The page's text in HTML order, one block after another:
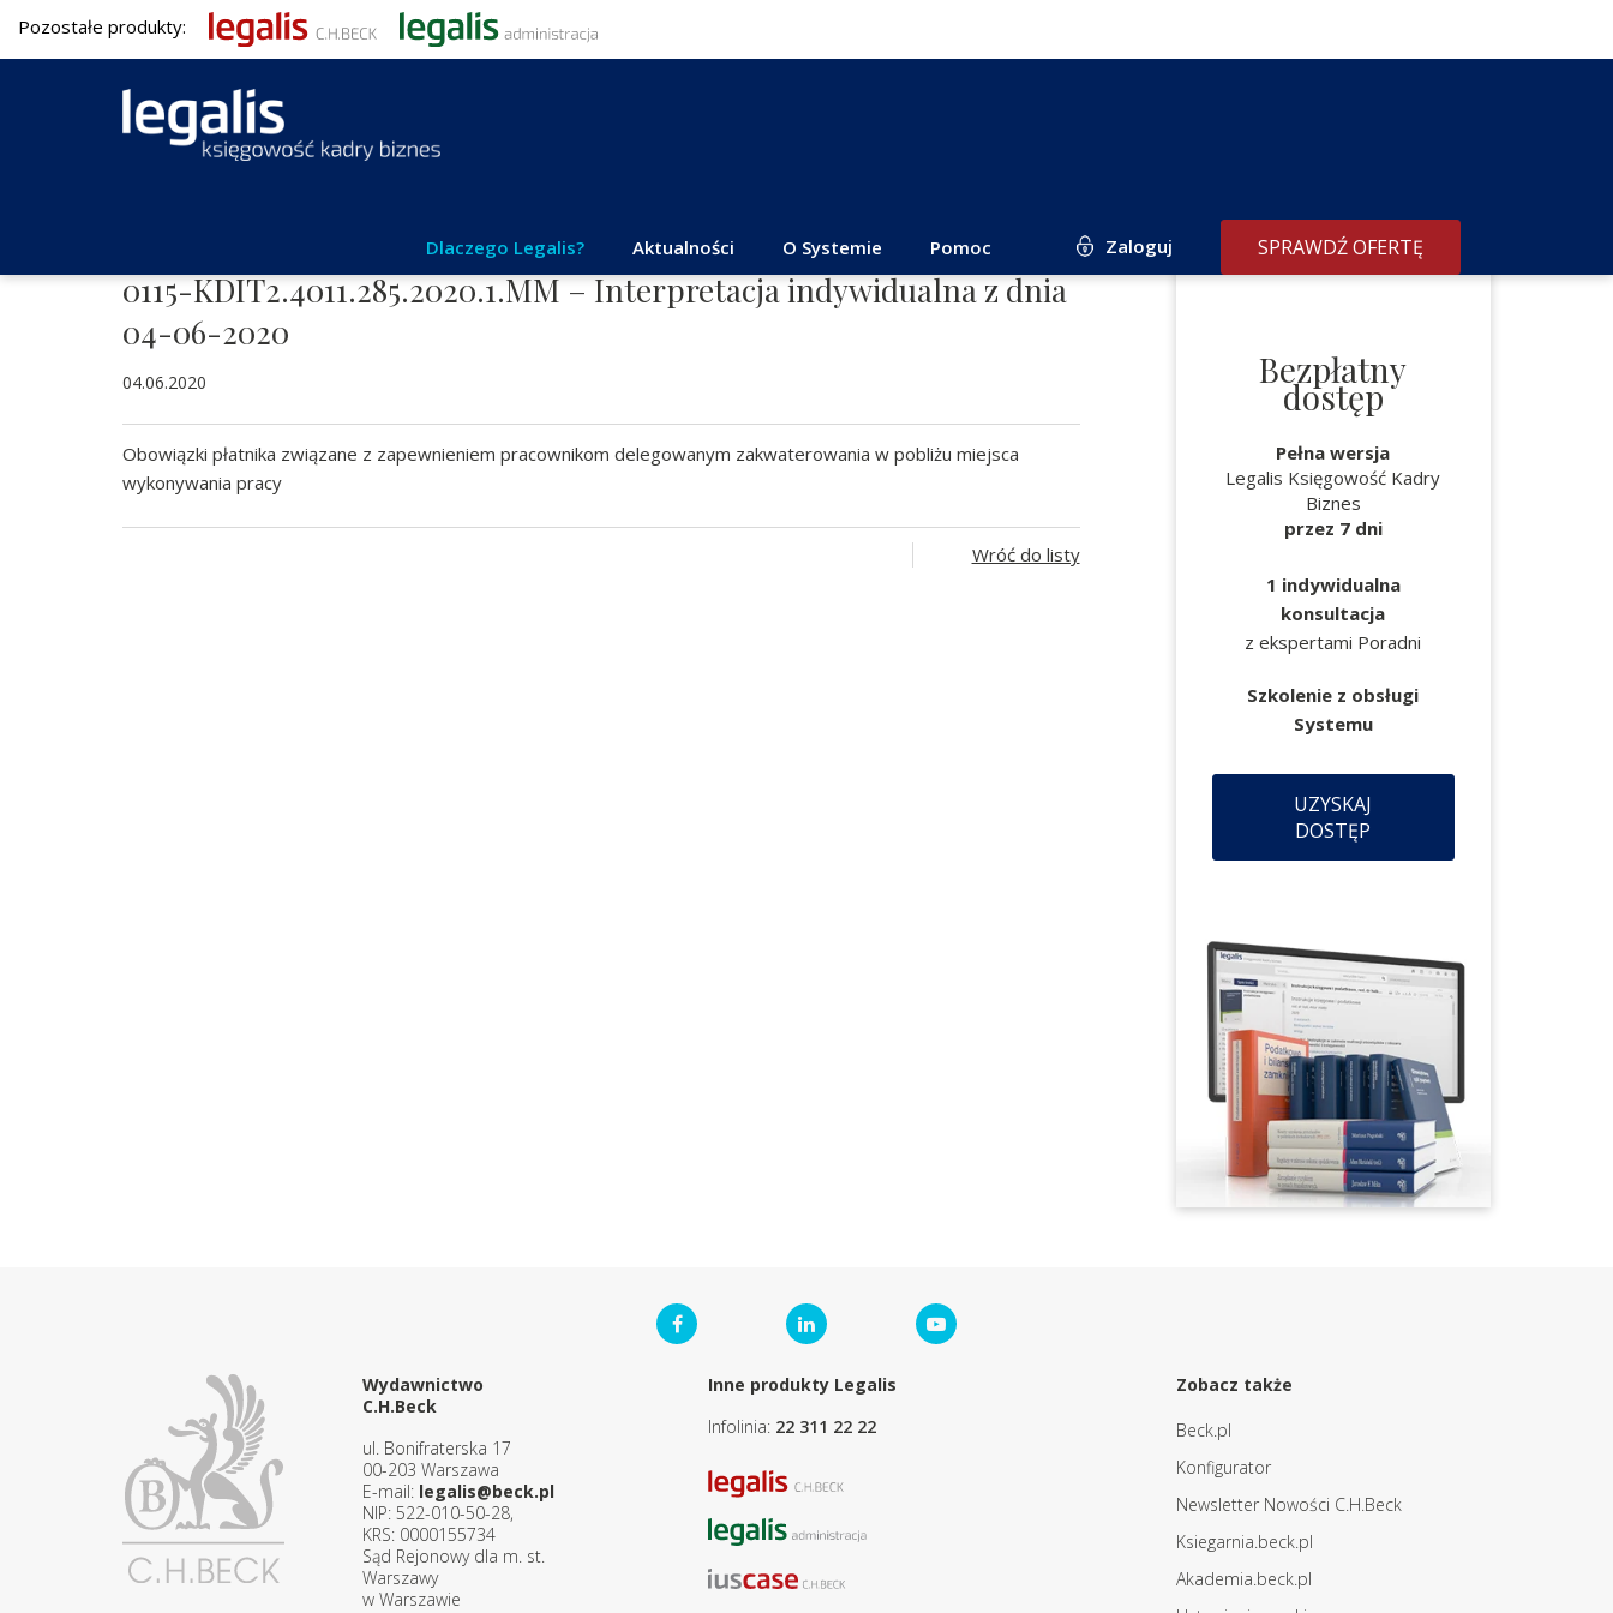
Pozostałe produkty:
Dlaczego Legalis? Aktualności O Systemie Pomoc Zaloguj SPRAWDŹ OFERTĘ
0115-KDIT2.4011.285.2020.1.MM – Interpretacja indywidualna z dnia
04-06-2020
04.06.2020
Obowiązki płatnika związane z zapewnieniem pracownikom delegowanym zakwaterowania w pobliżu miejsca
wykonywania pracy
Wróć do listy
Bezpłatny
dostęp
Pełna wersja
Legalis Księgowość Kadry
Biznes
przez 7 dni
1 indywidualna
konsultacja
z ekspertami Poradni
Szkolenie z obsługi
Systemu
UZYSKAJ
DOSTĘP
Wydawnictwo
C.H.Beck
ul. Bonifraterska 17
00-203 Warszawa
E-mail: legalis@beck.pl
NIP: 522-010-50-28,
KRS: 0000155734
Sąd Rejonowy dla m. st.
Warszawy
w Warszawie
Inne produkty Legalis
Infolinia: 22 311 22 22
Zobacz także
Beck.pl
Konfigurator
Newsletter Nowości C.H.Beck
Ksiegarnia.beck.pl
Akademia.beck.pl